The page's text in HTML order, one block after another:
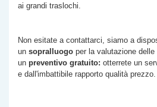
ai grandi traslochi.
Non esitate a contattarci, siamo a
un sopralluogo per la valutazione delle
un preventivo gratuito: otterrete un
e dall'imbattibile rapporto qualità prezzo.